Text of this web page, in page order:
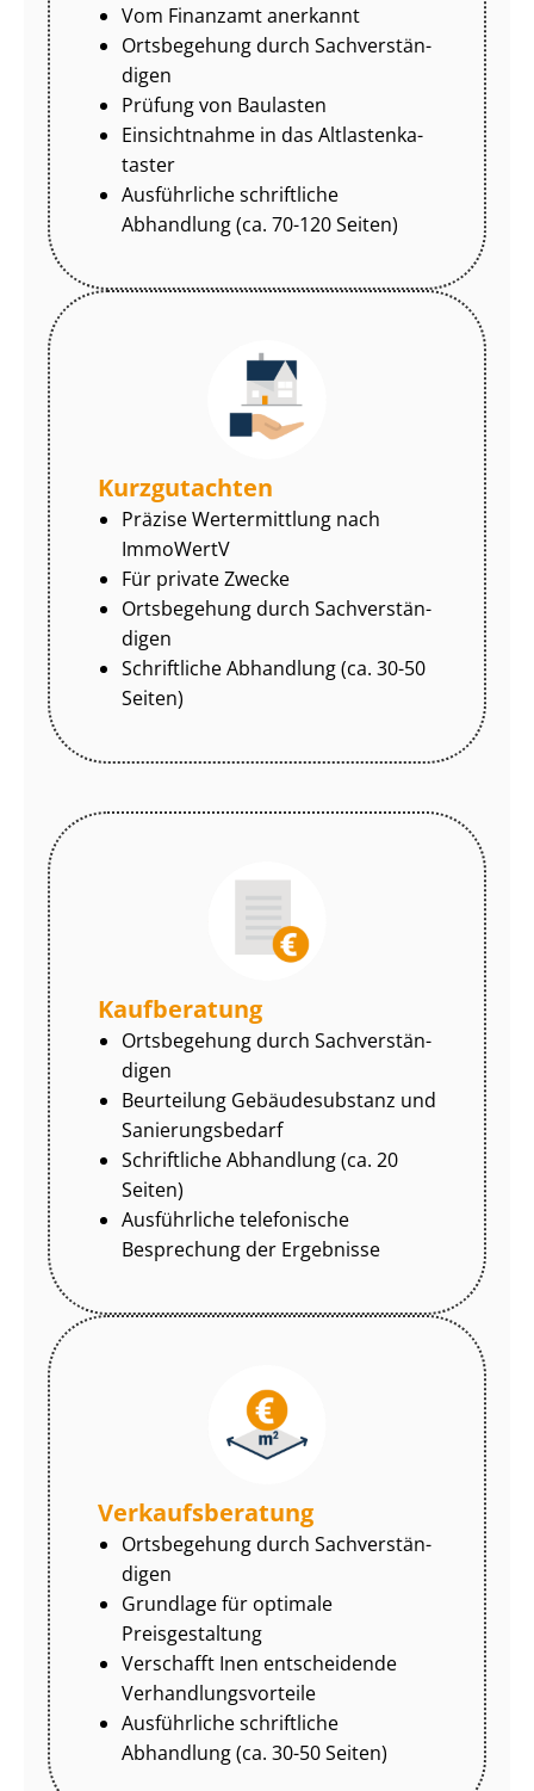
Vom Finanzamt anerkannt
Ortsbegehung durch Sach­ver­stän­
di­gen
Prüfung von Baulasten
Einsichtnahme in das Alt­las­ten­ka­
tas­ter
Ausführliche schriftliche
Abhandlung (ca. 70-120 Seiten)
Kurzgutachten
Präzise Wertermittlung nach
ImmoWertV
Für private Zwecke
Ortsbegehung durch Sach­ver­stän­
di­gen
Schriftliche Abhandlung (ca. 30-50
Seiten)
Kaufberatung
Ortsbegehung durch Sach­ver­stän­
di­gen
Beurteilung Gebäudesubstanz und
Sa­nie­rungs­be­darf
Schriftliche Abhandlung (ca. 20
Seiten)
Ausführliche telefonische
Besprechung der Ergebnisse
Ver­kaufs­be­ra­tung
Ortsbegehung durch Sach­ver­stän­
di­gen
Grundlage für optimale
Preisgestaltung
Verschafft Inen entscheidende
Ver­hand­lungs­vor­tei­le
Ausführliche schriftliche
Abhandlung (ca. 30-50 Seiten)